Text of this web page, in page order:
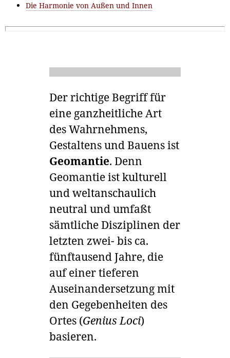
Die Harmonie von Außen und Innen
Der richtige Begriff für
eine ganzheitliche Art
des Wahrnehmens,
Gestaltens und Bauens ist
Geomantie. Denn
Geomantie ist kulturell
und weltanschaulich
neutral und umfaßt
sämtliche Disziplinen der
letzten zwei- bis ca.
fünftausend Jahre, die
auf einer tieferen
Auseinandersetzung mit
den Gegebenheiten des
Ortes (Genius Loci)
basieren.